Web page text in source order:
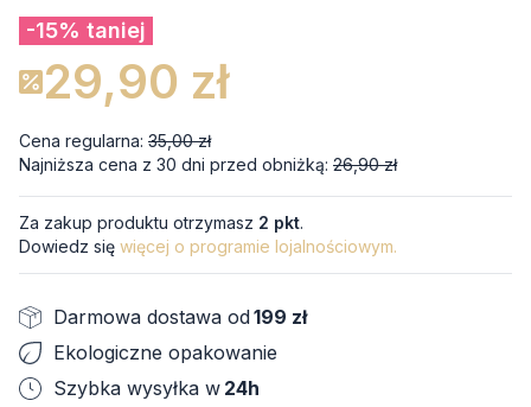
-15% taniej
29,90 zł
Cena regularna: 35,00 zł
Najniższa cena z 30 dni przed obniżką: 26,90 zł
Za zakup produktu otrzymasz 2 pkt.
Dowiedz się więcej o programie lojalnościowym.
Darmowa dostawa od199 zł
Ekologiczne opakowanie
Szybka wysyłka w 24h